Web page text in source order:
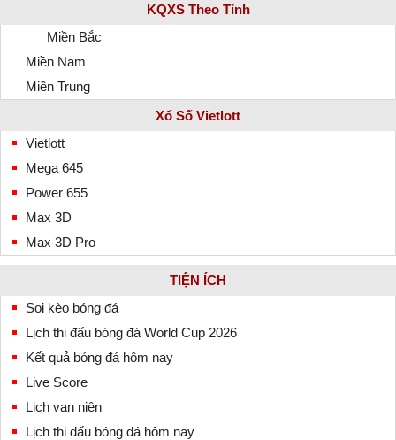
KQXS Theo Tỉnh
Miền Bắc
Miền Nam
Miền Trung
Xổ Số Vietlott
Vietlott
Mega 645
Power 655
Max 3D
Max 3D Pro
TIỆN ÍCH
Soi kèo bóng đá
Lịch thi đấu bóng đá World Cup 2026
Kết quả bóng đá hôm nay
Live Score
Lịch vạn niên
Lịch thi đấu bóng đá hôm nay